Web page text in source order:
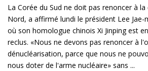
La Corée du Sud ne doit pas renoncer à
Nord, a affirmé lundi le président Lee
où son homologue chinois Xi Jinping est
reclus. «Nous ne devons pas renoncer à
dénucléarisation, parce que nous ne
nous doter de l'arme nucléaire» sans ...